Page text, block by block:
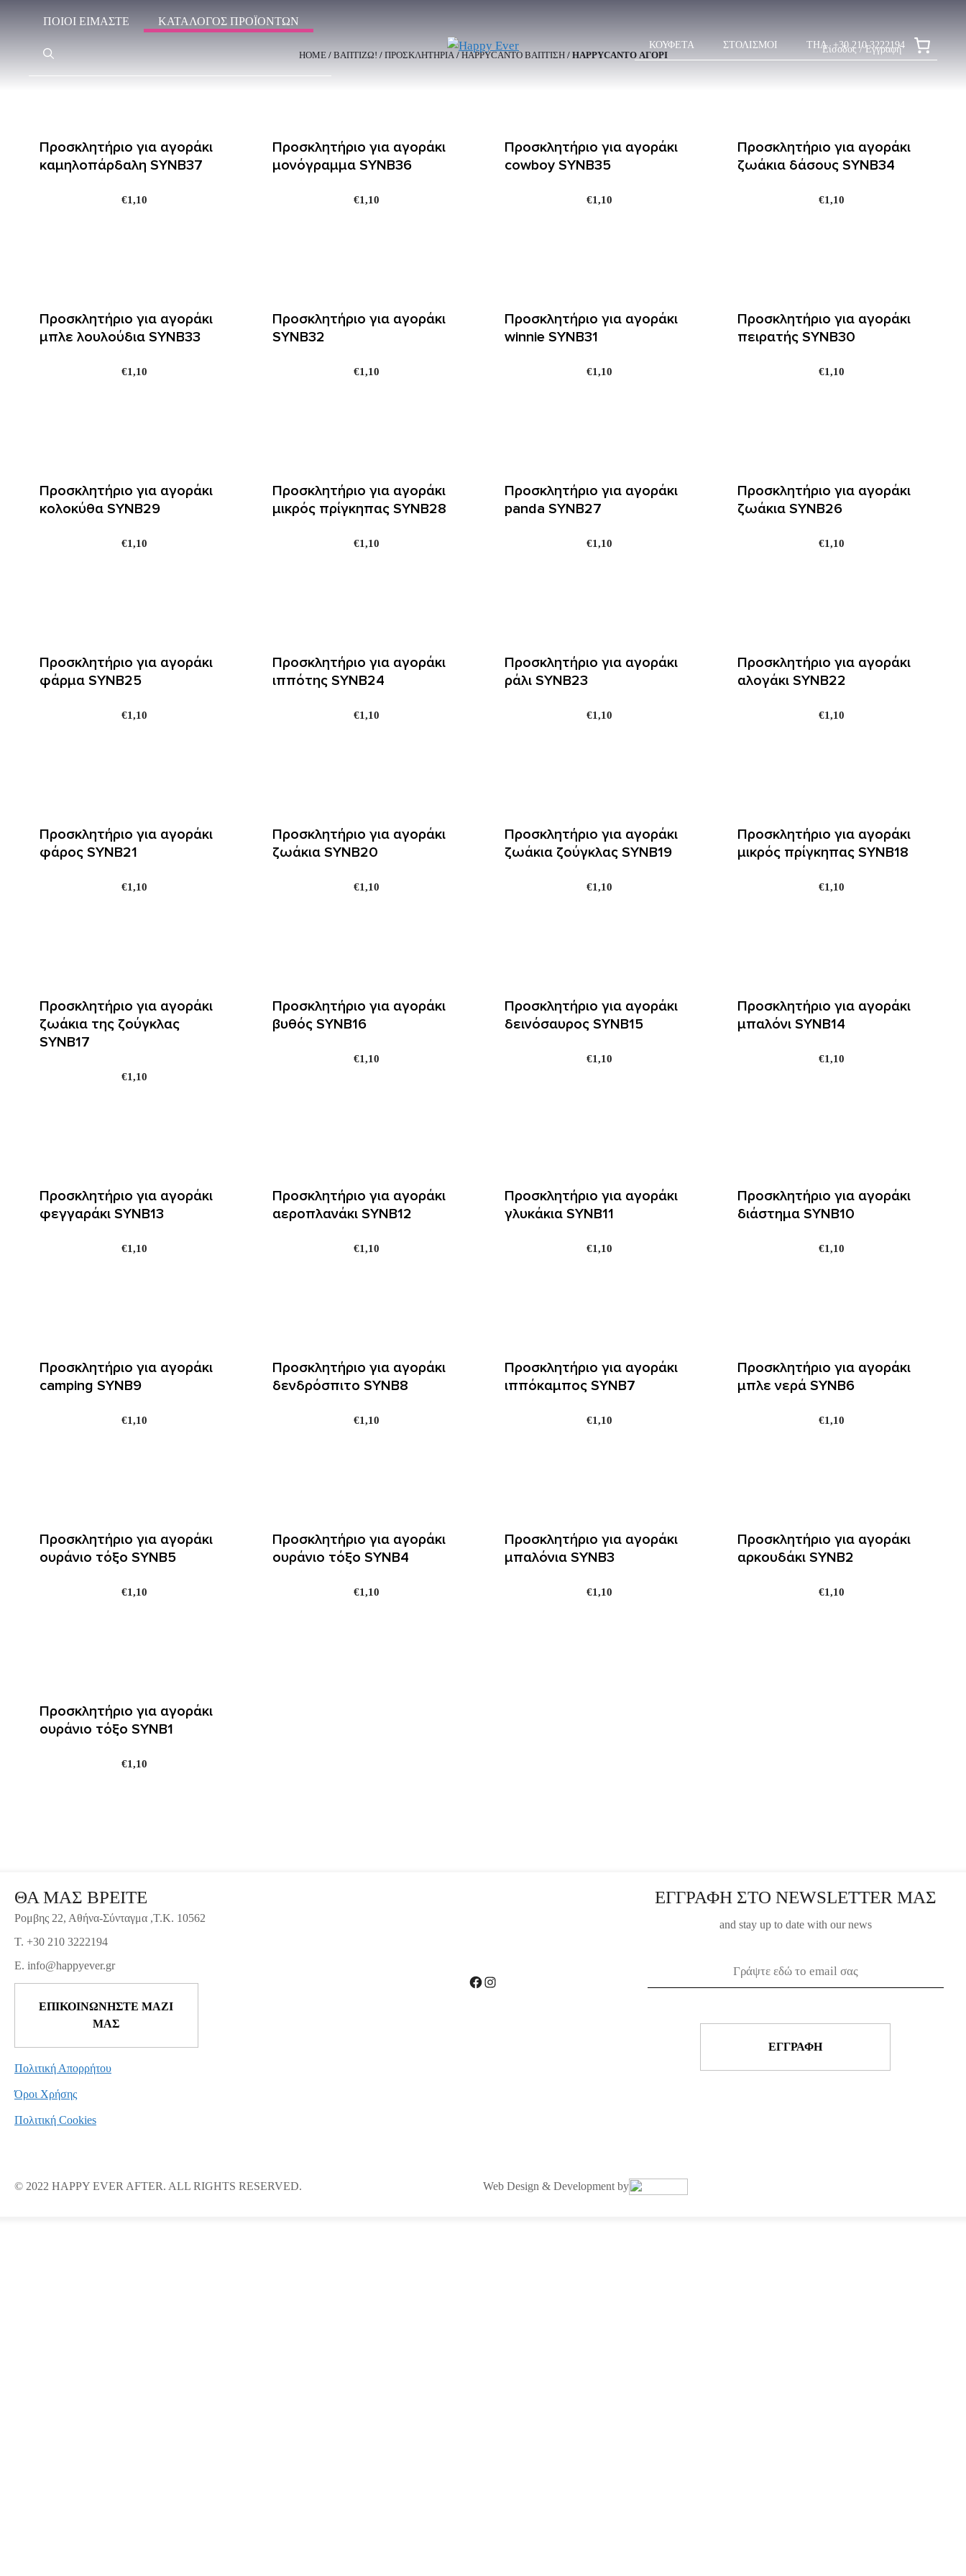
ΠΟΙΟΊ ΕΊΜΑΣΤΕ ΚΑΤΑΛΟΓΟΣ ΠΡΟΪΟΝΤΩΝ
Είσοδος / Εγγραφή
ΚΟΥΦΕΤΑ ΣΤΟΛΙΣΜΟΙ
ΤΗΛ. +30 210 3222194
HOME/ ΒΑΠΤΙΖΩ! / ΠΡΟΣΚΛΗΤΗΡΙΑ/ HAPPYCANTO ΒΑΠΤΙΣΗ/ HAPPYCANTO ΑΓΟΡΙ
Προσκλητήριο για αγοράκι
καμηλοπάρδαλη SYNΒ37
€1,10
Προσκλητήριο για αγοράκι
μονόγραμμα SYNΒ36
€1,10
Προσκλητήριο για αγοράκι
cowboy SYNΒ35
€1,10
Προσκλητήριο για αγοράκι
ζωάκια δάσους SYNΒ34
€1,10
Προσκλητήριο για αγοράκι
μπλε λουλούδια SYNΒ33
€1,10
Προσκλητήριο για αγοράκι
SYNΒ32
€1,10
Προσκλητήριο για αγοράκι
winnie SYNΒ31
€1,10
Προσκλητήριο για αγοράκι
πειρατής SYNΒ30
€1,10
Προσκλητήριο για αγοράκι
κολοκύθα SYNΒ29
€1,10
Προσκλητήριο για αγοράκι
μικρός πρίγκηπας SYNΒ28
€1,10
Προσκλητήριο για αγοράκι
panda SYNΒ27
€1,10
Προσκλητήριο για αγοράκι
ζωάκια SYNΒ26
€1,10
Προσκλητήριο για αγοράκι
φάρμα SYNΒ25
€1,10
Προσκλητήριο για αγοράκι
ιππότης SYNΒ24
€1,10
Προσκλητήριο για αγοράκι
ράλι SYNΒ23
€1,10
Προσκλητήριο για αγοράκι
αλογάκι SYNΒ22
€1,10
Προσκλητήριο για αγοράκι
φάρος SYNΒ21
€1,10
Προσκλητήριο για αγοράκι
ζωάκια SYNΒ20
€1,10
Προσκλητήριο για αγοράκι
ζωάκια ζούγκλας SYNΒ19
€1,10
Προσκλητήριο για αγοράκι
μικρός πρίγκηπας SYNΒ18
€1,10
Προσκλητήριο για αγοράκι
ζωάκια της ζούγκλας
SYNΒ17
€1,10
Προσκλητήριο για αγοράκι
βυθός SYNΒ16
€1,10
Προσκλητήριο για αγοράκι
δεινόσαυρος SYNΒ15
€1,10
Προσκλητήριο για αγοράκι
μπαλόνι SYNΒ14
€1,10
Προσκλητήριο για αγοράκι
φεγγαράκι SYNΒ13
€1,10
Προσκλητήριο για αγοράκι
αεροπλανάκι SYNΒ12
€1,10
Προσκλητήριο για αγοράκι
γλυκάκια SYNΒ11
€1,10
Προσκλητήριο για αγοράκι
διάστημα SYNΒ10
€1,10
Προσκλητήριο για αγοράκι
camping SYNΒ9
€1,10
Προσκλητήριο για αγοράκι
δενδρόσπιτο SYNΒ8
€1,10
Προσκλητήριο για αγοράκι
ιππόκαμπος SYNΒ7
€1,10
Προσκλητήριο για αγοράκι
μπλε νερά SYNΒ6
€1,10
Προσκλητήριο για αγοράκι
ουράνιο τόξο SYNΒ5
€1,10
Προσκλητήριο για αγοράκι
ουράνιο τόξο SYNΒ4
€1,10
Προσκλητήριο για αγοράκι
μπαλόνια SYNΒ3
€1,10
Προσκλητήριο για αγοράκι
αρκουδάκι SYNΒ2
€1,10
Προσκλητήριο για αγοράκι
oυράνιο τόξο SYNΒ1
€1,10
ΘΑ ΜΑΣ ΒΡΕΙΤΕ
Ρομβης 22, Αθήνα-Σύνταγμα ,Τ.Κ. 10562
T. +30 210 3222194
E. info@happyever.gr
ΕΠΙΚΟΙΝΩΝΗΣΤΕ ΜΑΖΙ
ΜΑΣ
Πολιτική Απορρήτου
Όροι Χρήσης
Πολιτική Cookies
Facebook
Instagram
ΕΓΓΡΑΦΗ ΣΤΟ NEWSLETTER ΜΑΣ
and stay up to date with our news
© 2022 HAPPY EVER AFTER. ALL RIGHTS RESERVED. Web Design & Development by